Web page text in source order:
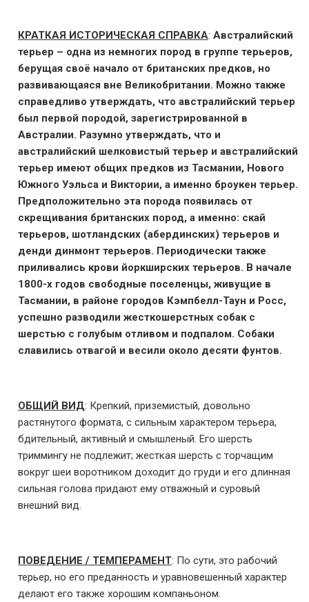
КРАТКАЯ ИСТОРИЧЕСКАЯ СПРАВКА:Австралийский
терьер – одна из немногих пород в группе терьеров,
берущая своё начало от британских предков, но
развивающаяся вне Великобритании. Можно также
справедливо утверждать, что австралийский терьер
был первой породой, зарегистрированной в
Австралии. Разумно утверждать, что и
австралийский шелковистый терьер и австралийский
терьер имеют общих предков из Тасмании, Нового
Южного Уэльса и Виктории, а именно броукен терьер.
Предположительно эта порода появилась от
скрещивания британских пород, а именно: скай
терьеров, шотландских (абердинских) терьеров и
денди динмонт терьеров. Периодически также
приливались крови йоркширских терьеров. В начале
1800-х годов свободные поселенцы, живущие в
Тасмании, в районе городов Кэмпбелл-Таун и Росс,
успешно разводили жесткошерстных собак с
шерстью с голубым отливом и подпалом. Собаки
славились отвагой и весили около десяти фунтов.
ОБЩИЙ ВИД: Крепкий, приземистый, довольно
растянутого формата, с сильным характером терьера,
бдительный, активный и смышленый. Его шерсть
триммингу не подлежит; жесткая шерсть с торчащим
вокруг шеи воротником доходит до груди и его длинная
сильная голова придают ему отважный и суровый
внешний вид.
ПОВЕДЕНИЕ / ТЕМПЕРАМЕНТ: По сути, это рабочий
терьер, но его преданность и уравновешенный характер
делают его также хорошим компаньоном.